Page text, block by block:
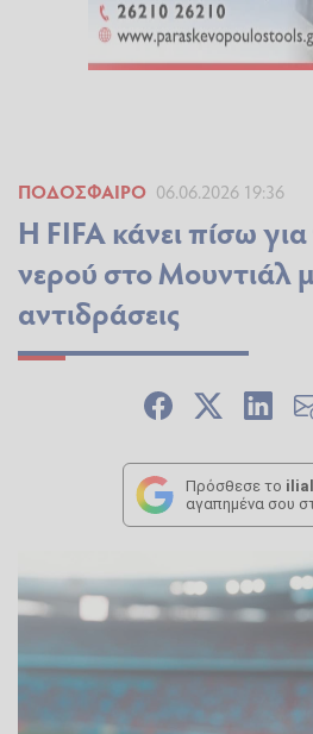
ΠΟΔΌΣΦΑΙΡΟ 06.06.2026 19:36
Η FIFA κάνει πίσω
νερού στο Μουντιάλ
αντιδράσεις
Πρόσθεσε το
αγαπημένα σου